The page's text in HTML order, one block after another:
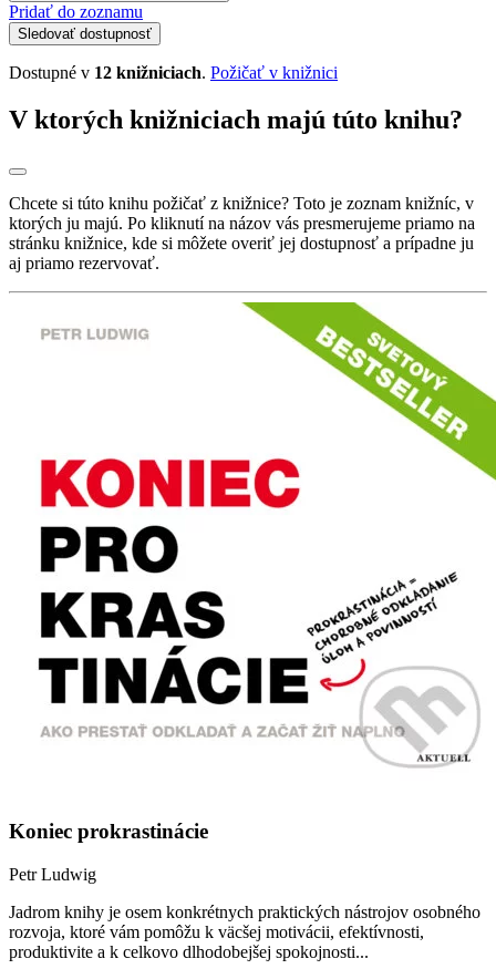
Pridať do zoznamu
Sledovať dostupnosť
Dostupné v 12 knižniciach. Požičať v knižnici
V ktorých knižniciach majú túto knihu?
Chcete si túto knihu požičať z knižnice? Toto je zoznam knižníc, v
ktorých ju majú. Po kliknutí na názov vás presmerujeme priamo na
stránku knižnice, kde si môžete overiť jej dostupnosť a prípadne ju
aj priamo rezervovať.
Koniec prokrastinácie
Petr Ludwig
Jadrom knihy je osem konkrétnych praktických nástrojov osobného
rozvoja, ktoré vám pomôžu k väcšej motivácii, efektívnosti,
produktivite a k celkovo dlhodobejšej spokojnosti...